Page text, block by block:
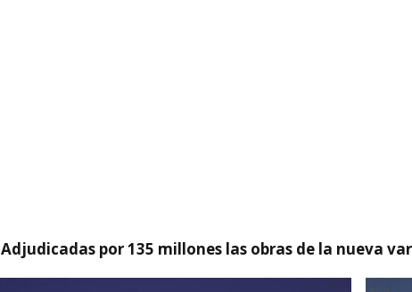
Adjudicadas por 135 millones las obras de la nueva